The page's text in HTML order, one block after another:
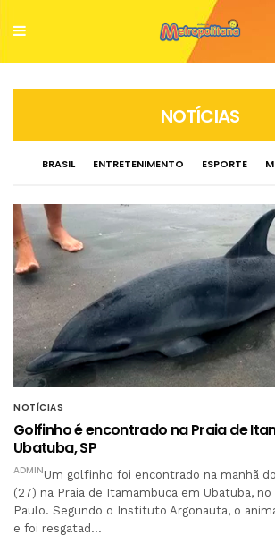
NOTÍCIAS
BRASIL ENTRETENIMENTO ESPORTE
NOTÍCIAS
Golfinho é encontrado na Praia de
Ubatuba, SP
ADMINUm golfinho foi encontrado na manhã
(27) na Praia de Itamambuca em Ubatuba,
Paulo. Segundo o Instituto Argonauta, o
e foi resgatad…